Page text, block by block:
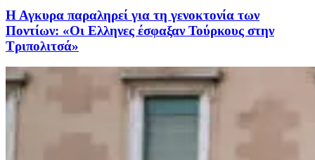
Η Αγκυρα παραληρεί για τη γενοκτονία των
Ποντίων: «Οι Ελληνες έσφαξαν Τούρκους στην
Τριπολιτσά»